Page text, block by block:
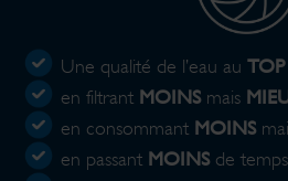
Une qualité de l’eau au TOP
en filtrant MOINS mais
en consommant MOINS
en passant MOINS de temps